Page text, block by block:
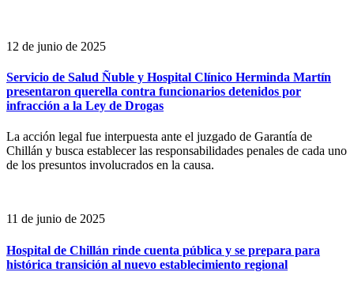
12 de junio de 2025
Servicio de Salud Ñuble y Hospital Clínico Herminda Martín
presentaron querella contra funcionarios detenidos por
infracción a la Ley de Drogas
La acción legal fue interpuesta ante el juzgado de Garantía de
Chillán y busca establecer las responsabilidades penales de cada uno
de los presuntos involucrados en la causa.
11 de junio de 2025
Hospital de Chillán rinde cuenta pública y se prepara para
histórica transición al nuevo establecimiento regional